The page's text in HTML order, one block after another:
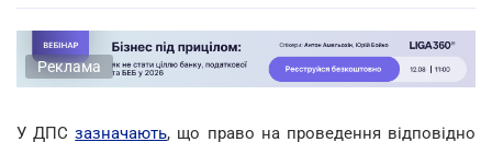
Реклама
У ДПСзазначають, що право на проведення відповідно